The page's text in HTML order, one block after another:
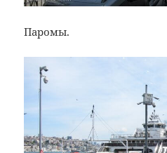
Паромы.